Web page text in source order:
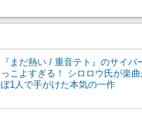
『まだ熱い / 重音テト』のサイバ
っこよすぎる！ シロロウ氏が楽
ぼ1人で手がけた本気の一作